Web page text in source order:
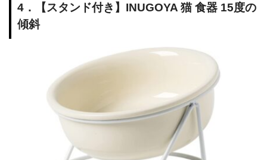
4．【スタンド付き】INUGOYA 猫 食器 15度の
傾斜